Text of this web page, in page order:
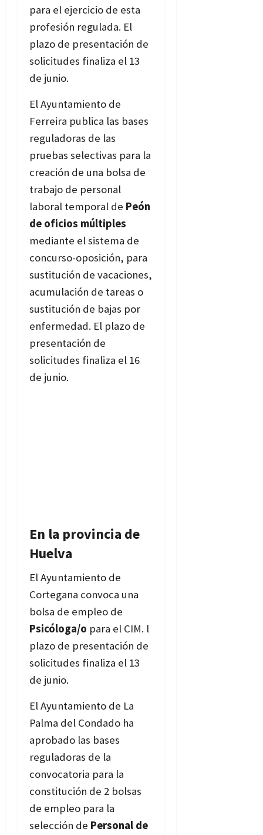
para el ejercicio de esta
profesión regulada. El
plazo de presentación de
solicitudes finaliza el 13
de junio.
El Ayuntamiento de
Ferreira publica las bases
reguladoras de las
pruebas selectivas para la
creación de una bolsa de
trabajo de personal
laboral temporal de Peón
de oficios múltiples
mediante el sistema de
concurso-oposición, para
sustitución de vacaciones,
acumulación de tareas o
sustitución de bajas por
enfermedad. El plazo de
presentación de
solicitudes finaliza el 16
de junio.
En la provincia de
Huelva
El Ayuntamiento de
Cortegana convoca una
bolsa de empleo de
Psicóloga/o para el CIM. l
plazo de presentación de
solicitudes finaliza el 13
de junio.
El Ayuntamiento de La
Palma del Condado ha
aprobado las bases
reguladoras de la
convocatoria para la
constitución de 2 bolsas
de empleo para la
selección de Personal de